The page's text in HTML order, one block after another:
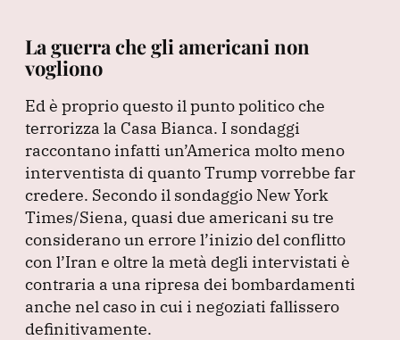
La guerra che gli americani non
vogliono
Ed è proprio questo il punto politico che
terrorizza la Casa Bianca. I sondaggi
raccontano infatti un’America molto meno
interventista di quanto Trump vorrebbe far
credere. Secondo il sondaggio New York
Times/Siena, quasi due americani su tre
considerano un errore l’inizio del conflitto
con l’Iran e oltre la metà degli intervistati è
contraria a una ripresa dei bombardamenti
anche nel caso in cui i negoziati fallissero
definitivamente.